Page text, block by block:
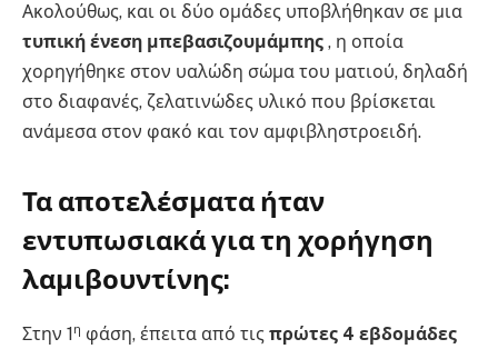
Ακολούθως, και οι δύο ομάδες υποβλήθηκαν σε μια
τυπική ένεση μπεβασιζουμάμπης , η οποία
χορηγήθηκε στον υαλώδη σώμα του ματιού, δηλαδή
στο διαφανές, ζελατινώδες υλικό που βρίσκεται
ανάμεσα στον φακό και τον αμφιβληστροειδή.
Τα αποτελέσματα ήταν
εντυπωσιακά για τη χορήγηση
λαμιβουντίνης:
Στην 1 η φάση, έπειτα από τις πρώτες 4 εβδομάδες